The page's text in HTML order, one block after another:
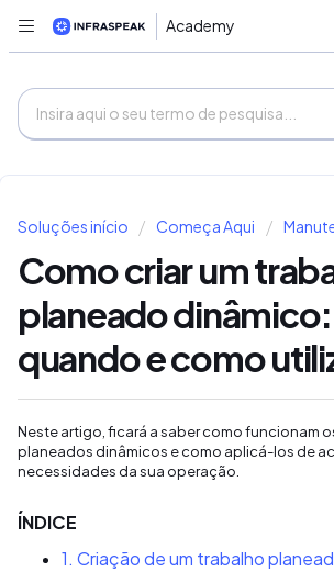
Academy
Soluções início Começa Aqui
Como criar um
planeado
quando e como
Neste artigo, ficará a saber como funcionam
planeados dinâmicos e como aplicá-los de
necessidades da sua operação.
ÍNDICE
1. Criação de um trabalho